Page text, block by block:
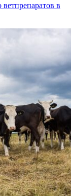
в